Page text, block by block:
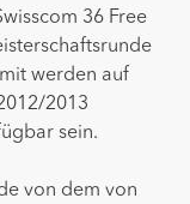
36 Free
werden auf
2013
sein.
von dem von